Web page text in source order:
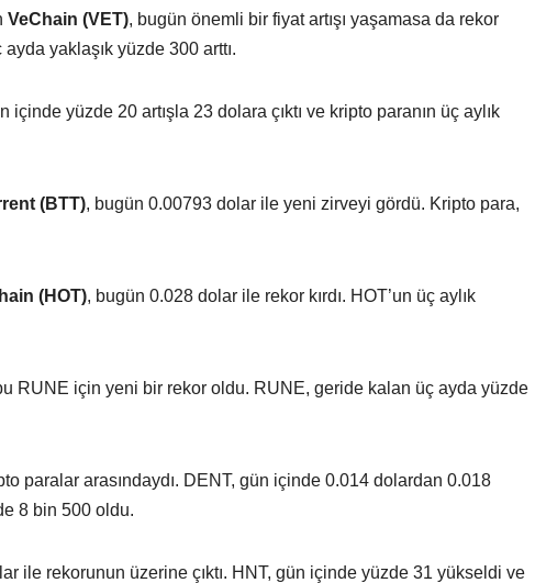
VeChain (VET), bugün önemli bir fiyat artışı yaşamasa da rekor
yaklaşık yüzde 300 arttı.
içinde yüzde 20 artışla 23 dolara çıktı ve kripto paranın üç aylık
(BTT), bugün 0.00793 dolar ile yeni zirveyi gördü. Kripto para,
(HOT), bugün 0.028 dolar ile rekor kırdı. HOT’un üç aylık
RUNE için yeni bir rekor oldu. RUNE, geride kalan üç ayda yüzde
paralar arasındaydı. DENT, gün içinde 0.014 dolardan 0.018
8 bin 500 oldu.
ile rekorunun üzerine çıktı. HNT, gün içinde yüzde 31 yükseldi ve